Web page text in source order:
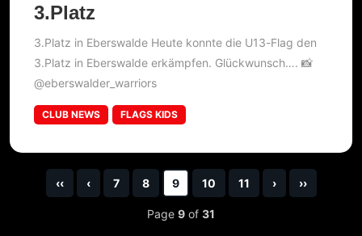
3.Platz
3.Platz in Eberswalde Heute konnte die U13-Flag den
3.Platz in Eberswalde erkämpfen. Glückwunsch…. 📸
@eberswalder_warriors
CLUB NEWS FLAGS KIDS
‹‹ ‹ 7 8 9 10 11 › ››
Page 9 of 31